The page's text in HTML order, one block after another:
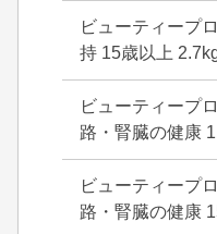
ビューティープ
持 15歳以上
ビューティープ
路・腎臓の健康
ビューティープ
路・腎臓の健康